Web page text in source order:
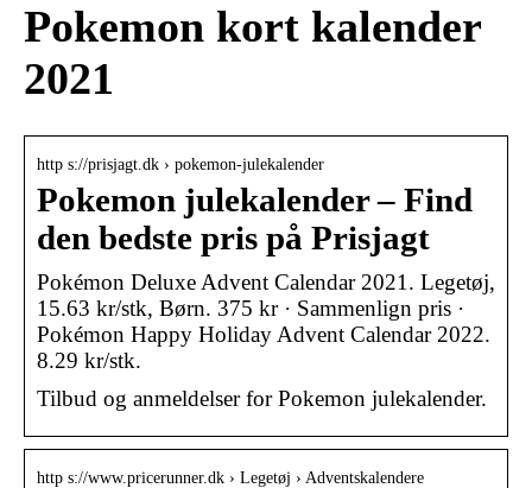
Pokemon kort kalender
2021
http s://prisjagt.dk › pokemon-julekalender
Pokemon julekalender – Find
den bedste pris på Prisjagt
Pokémon Deluxe Advent Calendar 2021. Legetøj,
15.63 kr/stk, Børn. 375 kr · Sammenlign pris ·
Pokémon Happy Holiday Advent Calendar 2022.
8.29 kr/stk.
Tilbud og anmeldelser for Pokemon julekalender.
http s://www.pricerunner.dk › Legetøj › Adventskalendere